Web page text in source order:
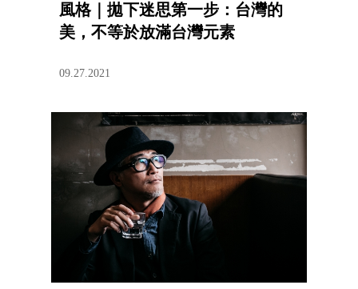
風格｜拋下迷思第一步：台灣的
美，不等於放滿台灣元素
09.27.2021